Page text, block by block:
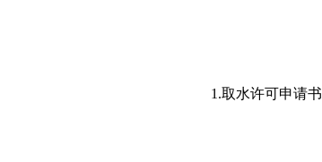
1.取水许可申请书